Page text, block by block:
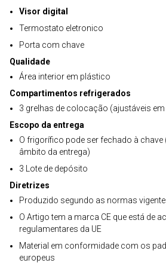
Visor digital
Termostato eletronico
Porta com chave
Qualidade
Área interior em plástico
Compartimentos refrigerados
3 grelhas de colocação (ajustáveis
Escopo da entrega
O frigorífico pode ser fechado à chave
âmbito da entrega)
3 Lote de depósito
Diretrizes
Produzido segundo as normas
O Artigo tem a marca CE que está de
regulamentares da UE
Material em conformidade com os
europeus